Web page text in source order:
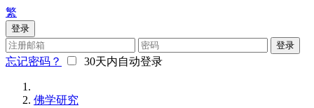
繁
登录
登录
忘记密码？ 30天内自动登录
佛学研究